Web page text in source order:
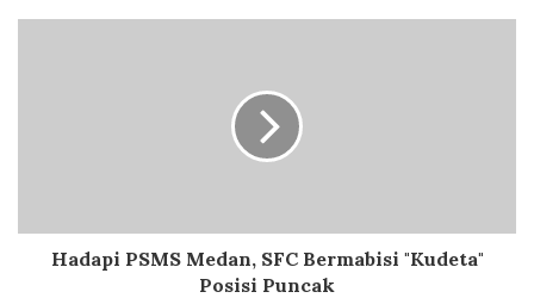
Hadapi PSMS Medan, SFC Bermabisi "Kudeta"
Posisi Puncak